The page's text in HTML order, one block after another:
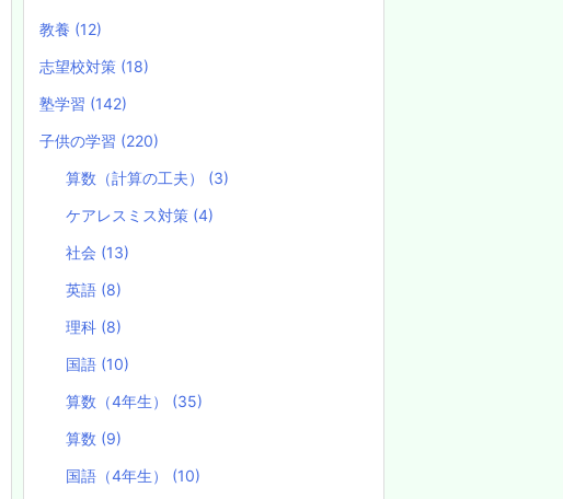
教養 (12)
志望校対策 (18)
塾学習 (142)
子供の学習 (220)
算数（計算の工夫） (3)
ケアレスミス対策 (4)
社会 (13)
英語 (8)
理科 (8)
国語 (10)
算数（4年生） (35)
算数 (9)
国語（4年生） (10)